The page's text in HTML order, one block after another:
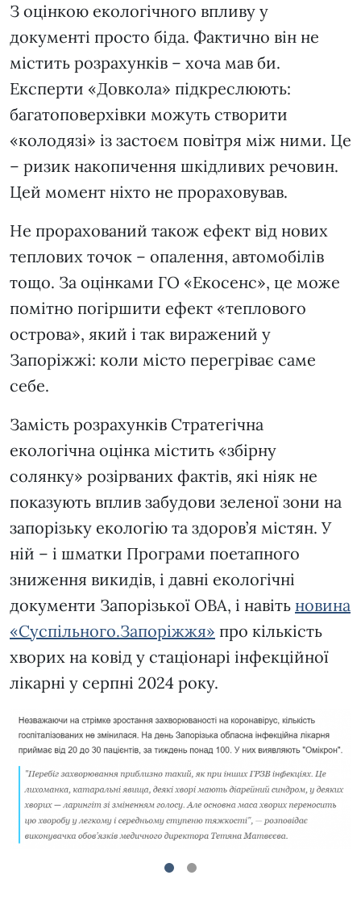
З оцінкою екологічного впливу у
документі просто біда. Фактично він не
містить розрахунків – хоча мав би.
Експерти «Довкола» підкреслюють:
багатоповерхівки можуть створити
«колодязі» із застоєм повітря між ними. Це
– ризик накопичення шкідливих речовин.
Цей момент ніхто не прораховував.
Не прорахований також ефект від нових
теплових точок – опалення, автомобілів
тощо. За оцінками ГО «Екосенс», це може
помітно погіршити ефект «теплового
острова», який і так виражений у
Запоріжжі: коли місто перегріває саме
себе.
Замість розрахунків Стратегічна
екологічна оцінка містить «збірну
солянку» розірваних фактів, які ніяк не
показують вплив забудови зеленої зони на
запорізьку екологію та здоров’я містян. У
ній – і шматки Програми поетапного
зниження викидів, і давні екологічні
документи Запорізької ОВА, і навіть новина
«Суспільного.Запоріжжя» про кількість
хворих на ковід у стаціонарі інфекційної
лікарні у серпні 2024 року.